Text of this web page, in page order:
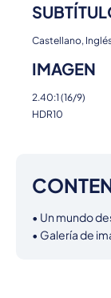
Castellano,
IMAGEN
2.40:1 (16/9)
HDR10
• Un mundo
• Galería de